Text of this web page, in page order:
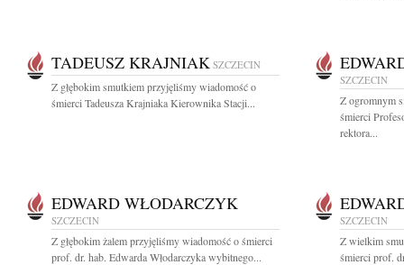
TADEUSZ KRAJNIAK SZCZECIN
Z głębokim smutkiem przyjęliśmy wiadomość o
śmierci Tadeusza Krajniaka Kierownika Stacji...
SZCZECIN
Z ogromnym
śmierci
rektora...
EDWARD WŁODARCZYK
SZCZECIN
Z głębokim żalem przyjęliśmy wiadomość o śmierci
prof. dr. hab. Edwarda Włodarczyka wybitnego...
SZCZECIN
Z wielkim
śmierci prof.